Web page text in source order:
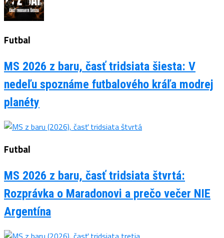
Futbal
MS 2026 z baru, časť tridsiata šiesta: V
nedeľu spoznáme futbalového kráľa modrej
planéty
Futbal
MS 2026 z baru, časť tridsiata štvrtá:
Rozprávka o Maradonovi a prečo večer NIE
Argentína